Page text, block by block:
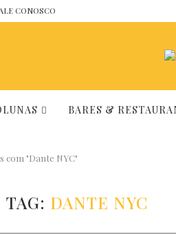
CONOSCO
BARES &
com "Dante NYC"
TAG: DANTE NYC